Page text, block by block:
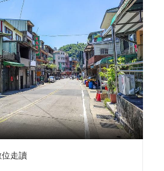
要是作為茶葉競賽、體驗活動
之用。
走讀